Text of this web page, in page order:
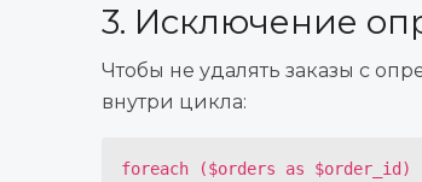
3. Исключение
Чтобы не удалять заказы с
внутри цикла:
foreach ($orders as $order_id)